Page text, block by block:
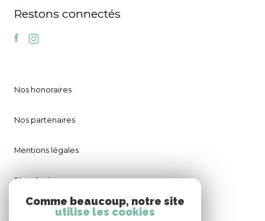
Restons connectés
Nos honoraires
Nos partenaires
Mentions légales
Plan du site
Comme beaucoup, notre site
utilise les cookies